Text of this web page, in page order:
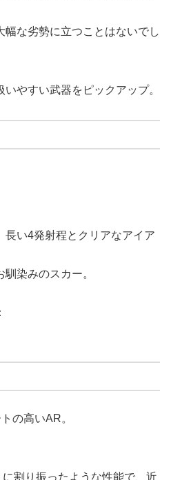
幅な劣勢に立つことはないでし
やすい武器をピックアップ。
長い4発射程とクリアなアイア
染みのスカー。
の高いAR。
割り振ったような性能で、近